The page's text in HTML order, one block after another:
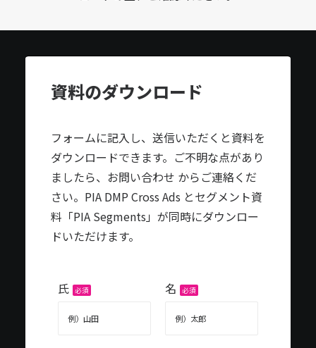
資料のダウンロード
フォームに記入し、送信いただくと資料を
ダウンロードできます。ご不明な点があり
ましたら、 お問い合わせ からご連絡くだ
さい。PIA DMP Cross Ads とセグメント資
料「PIA Segments」が同時にダウンロー
ドいただけます。
氏 必須 名 必須